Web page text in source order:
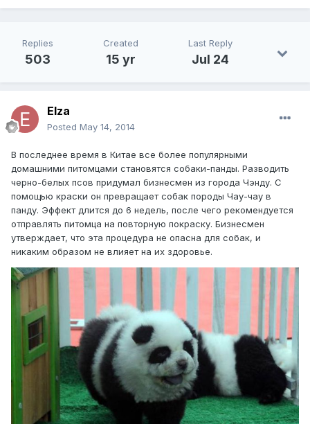
Replies
503
Created
15 yr
Last Reply
Jul 24
Elza
Posted May 14, 2014
В последнее время в Китае все более популярными
домашними питомцами становятся собаки-панды. Разводить
черно-белых псов придумал бизнесмен из города Чэнду. С
помощью краски он превращает собак породы Чау-чау в
панду. Эффект длится до 6 недель, после чего рекомендуется
отправлять питомца на повторную покраску. Бизнесмен
утверждает, что эта процедура не опасна для собак, и
никаким образом не влияет на их здоровье.